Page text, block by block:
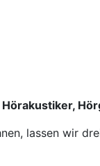
lassen wir